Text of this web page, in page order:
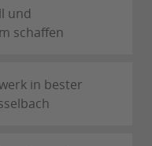
und
schaffen
in bester